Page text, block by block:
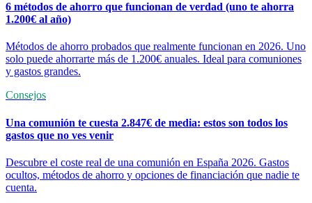
6 métodos de ahorro que funcionan de verdad (uno te ahorra
1.200€ al año)
Métodos de ahorro probados que realmente funcionan en 2026. Uno
solo puede ahorrarte más de 1.200€ anuales. Ideal para comuniones
y gastos grandes.
Consejos
Una comunión te cuesta 2.847€ de media: estos son todos los
gastos que no ves venir
Descubre el coste real de una comunión en España 2026. Gastos
ocultos, métodos de ahorro y opciones de financiación que nadie te
cuenta.